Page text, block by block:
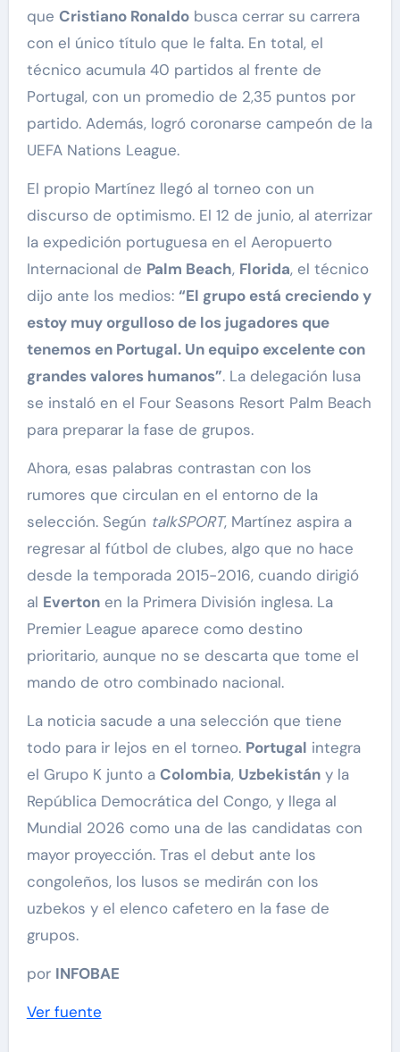
que Cristiano Ronaldobusca cerrar su carrera
con el único título que le falta. En total, el
técnico acumula 40 partidos al frente de
Portugal, con un promedio de 2,35 puntos por
partido. Además, logró coronarse campeón de la
UEFA Nations League.
El propio Martínez llegó al torneo con un
discurso de optimismo. El 12 de junio, al aterrizar
la expedición portuguesa en el Aeropuerto
Internacional de Palm Beach, Florida, el técnico
dijo ante los medios: “El grupo está creciendo y
estoy muy orgulloso de los jugadores que
tenemos en Portugal. Un equipo excelente con
grandes valores humanos”. La delegación lusa
se instaló en el Four Seasons Resort Palm Beach
para preparar la fase de grupos.
Ahora, esas palabras contrastan con los
rumores que circulan en el entorno de la
selección. Según talkSPORT, Martínez aspira a
regresar al fútbol de clubes, algo que no hace
desde la temporada 2015-2016, cuando dirigió
al Evertonen la Primera División inglesa. La
Premier League aparece como destino
prioritario, aunque no se descarta que tome el
mando de otro combinado nacional.
La noticia sacude a una selección que tiene
todo para ir lejos en el torneo. Portugal integra
el Grupo K junto a Colombia, Uzbekistány la
República Democrática del Congo, y llega al
Mundial 2026 como una de las candidatas con
mayor proyección. Tras el debut ante los
congoleños, los lusos se medirán con los
uzbekos y el elenco cafetero en la fase de
grupos.
por INFOBAE
Ver fuente